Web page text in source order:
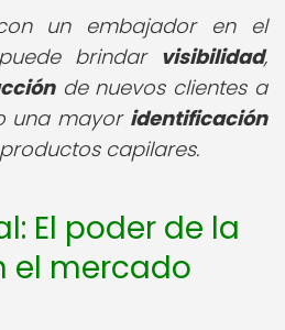
un embajador en el
brindar visibilidad,
de nuevos clientes a
una mayor identificación
capilares.
El poder de la
el mercado